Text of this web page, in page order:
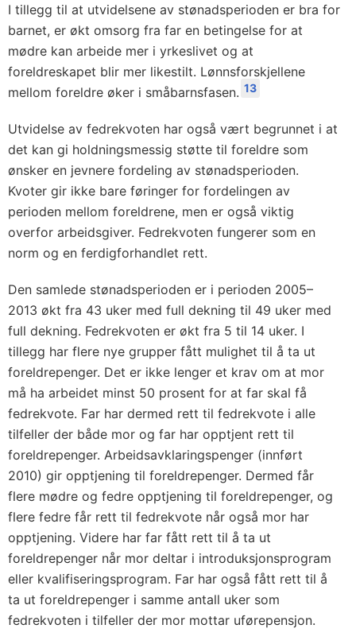
I tillegg til at utvidelsene av stønadsperioden er bra for
barnet, er økt omsorg fra far en betingelse for at
mødre kan arbeide mer i yrkeslivet og at
foreldreskapet blir mer likestilt. Lønnsforskjellene
mellom foreldre øker i småbarnsfasen. 13
Utvidelse av fedrekvoten har også vært begrunnet i at
det kan gi holdningsmessig støtte til foreldre som
ønsker en jevnere fordeling av stønadsperioden.
Kvoter gir ikke bare føringer for fordelingen av
perioden mellom foreldrene, men er også viktig
overfor arbeidsgiver. Fedrekvoten fungerer som en
norm og en ferdigforhandlet rett.
Den samlede stønadsperioden er i perioden 2005–
2013 økt fra 43 uker med full dekning til 49 uker med
full dekning. Fedrekvoten er økt fra 5 til 14 uker. I
tillegg har flere nye grupper fått mulighet til å ta ut
foreldrepenger. Det er ikke lenger et krav om at mor
må ha arbeidet minst 50 prosent for at far skal få
fedrekvote. Far har dermed rett til fedrekvote i alle
tilfeller der både mor og far har opptjent rett til
foreldrepenger. Arbeidsavklaringspenger (innført
2010) gir opptjening til foreldrepenger. Dermed får
flere mødre og fedre opptjening til foreldrepenger, og
flere fedre får rett til fedrekvote når også mor har
opptjening. Videre har far fått rett til å ta ut
foreldrepenger når mor deltar i introduksjonsprogram
eller kvalifiseringsprogram. Far har også fått rett til å
ta ut foreldrepenger i samme antall uker som
fedrekvoten i tilfeller der mor mottar uførepensjon.